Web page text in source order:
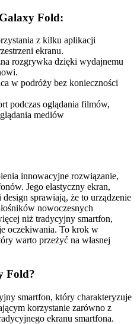
Fold:
z kilku aplikacji
ekranu.
rozgrywka dzięki wydajnemu
w podróży bez konieczności
podczas oglądania filmów,
mediów
innowacyjne rozwiązanie,
Jego elastyczny ekran,
sprawiają, że to urządzenie
nowoczesnych
niż tradycyjny smartfon,
oczekiwania. To krok w
warto przeżyć na własnej
Fold?
smartfon, który charakteryzuje
korzystanie zarówno z
ekranu smartfona.